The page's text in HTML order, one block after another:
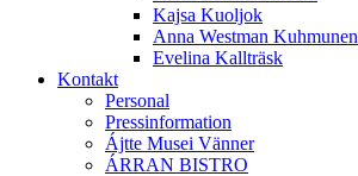
Kajsa Kuoljok
Anna Westman Kuhmunen
Evelina Kallträsk
Kontakt
Personal
Pressinformation
Ájtte Musei Vänner
ÁRRAN BISTRO